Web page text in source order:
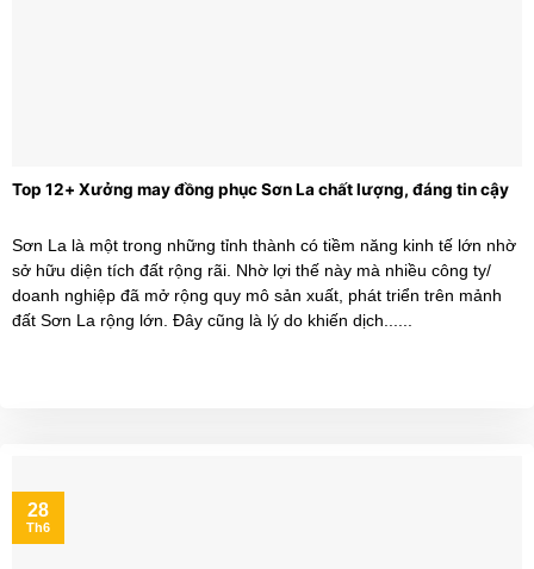
Top 12+ Xưởng may đồng phục Sơn La chất lượng, đáng tin cậy
Sơn La là một trong những tỉnh thành có tiềm năng kinh tế lớn nhờ
sở hữu diện tích đất rộng rãi. Nhờ lợi thế này mà nhiều công ty/
doanh nghiệp đã mở rộng quy mô sản xuất, phát triển trên mảnh
đất Sơn La rộng lớn. Đây cũng là lý do khiến dịch......
28
Th6